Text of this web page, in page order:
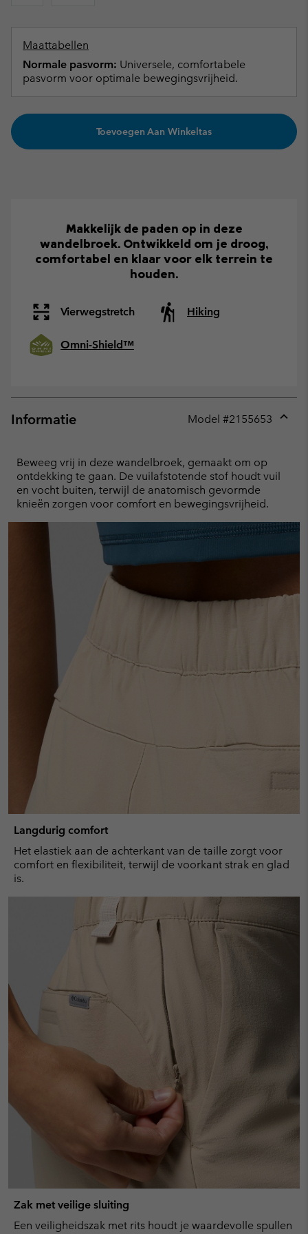
Maattabellen
Normale pasvorm: Universele, comfortabele
pasvorm voor optimale bewegingsvrijheid.
Toevoegen Aan Winkeltas
Makkelijk de paden op in deze
wandelbroek. Ontwikkeld om je droog,
comfortabel en klaar voor elk terrein te
houden.
Vierwegstretch Hiking
Omni-Shield™
Informatie Model #2155653
Beweeg vrij in deze wandelbroek, gemaakt om op
ontdekking te gaan. De vuilafstotende stof houdt vuil
en vocht buiten, terwijl de anatomisch gevormde
knieën zorgen voor comfort en bewegingsvrijheid.
Langdurig comfort
Het elastiek aan de achterkant van de taille zorgt voor
comfort en flexibiliteit, terwijl de voorkant strak en glad
is.
Zak met veilige sluiting
Een veiligheidszak met rits houdt je waardevolle spullen